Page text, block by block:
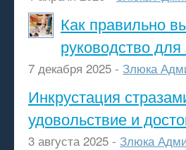
Как правильно
руководство
7 декабря 2025 - Злюка
Инкрустация
удовольствие и
3 августа 2025 - Злюка